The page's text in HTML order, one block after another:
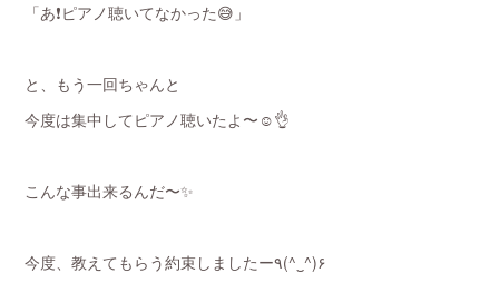
「あ❗️ピアノ聴いてなかった😅」
と、もう一回ちゃんと
今度は集中してピアノ聴いたよ〜☺️👌
こんな事出来るんだ〜✨
今度、教えてもらう約束しましたー٩(^‿^)۶